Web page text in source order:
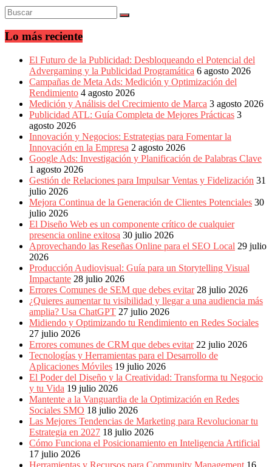
estratégica
y
versátil
del
Marketing
LATAM
Bitácora
social
Mercadeo
Interactivo,
Medios,
Publicidad,
Marketing,
Campañas
Publicitarias,
Agencias,
Empresas,
Negocios,
Tendencias,
Trendings,
Dinero,
Economía,
Diseño
Web,
Móviles,
Estrategias
Digitales,
Estrategias
Publicitarias,
Alianzas,
Clientes,
Innovación,
Tecnología,
Noticias,
Artículos,
Gente,
Contenidos
Calidad,
Lo más reciente
El Futuro de la Publicidad: Desbloqueando el Potencial del
Advergaming y la Publicidad Programática 6 agosto 2026
Campañas de Meta Ads: Medición y Optimización del
Rendimiento 4 agosto 2026
Medición y Análisis del Crecimiento de Marca 3 agosto 2026
Publicidad ATL: Guía Completa de Mejores Prácticas 3
agosto 2026
Innovación y Negocios: Estrategias para Fomentar la
Innovación en la Empresa 2 agosto 2026
Google Ads: Investigación y Planificación de Palabras Clave
1 agosto 2026
Gestión de Relaciones para Impulsar Ventas y Fidelización 31
julio 2026
Mejora Continua de la Generación de Clientes Potenciales 30
julio 2026
El Diseño Web es un componente crítico de cualquier
presencia online exitosa 30 julio 2026
Aprovechando las Reseñas Online para el SEO Local 29 julio
2026
Producción Audiovisual: Guía para un Storytelling Visual
Impactante 28 julio 2026
Errores Comunes de SEM que debes evitar 28 julio 2026
¿Quieres aumentar tu visibilidad y llegar a una audiencia más
amplia? Usa ChatGPT 27 julio 2026
Midiendo y Optimizando tu Rendimiento en Redes Sociales
27 julio 2026
Errores comunes de CRM que debes evitar 22 julio 2026
Tecnologías y Herramientas para el Desarrollo de
Aplicaciones Móviles 19 julio 2026
El Poder del Diseño y la Creatividad: Transforma tu Negocio
y tu Vida 19 julio 2026
Mantente a la Vanguardia de la Optimización en Redes
Sociales SMO 18 julio 2026
Las Mejores Tendencias de Marketing para Revolucionar tu
Estrategia en 2027 18 julio 2026
Cómo Funciona el Posicionamiento en Inteligencia Artificial
17 julio 2026
Herramientas y Recursos para Community Management 16